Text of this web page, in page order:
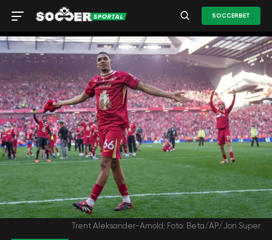
SOCCERBET
Trent Aleksander-Arnold; Foto: Beta/AP/Jon Super